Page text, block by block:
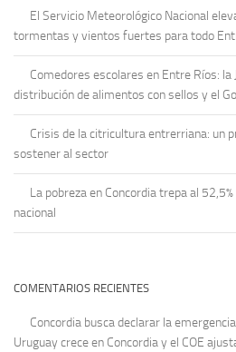
El Servicio Meteorológico Nacional
tormentas y vientos fuertes para todo
Comedores escolares en Entre Ríos:
distribución de alimentos con sellos y el
Crisis de la citricultura entrerriana: un
sostener al sector
La pobreza en Concordia trepa al
nacional
COMENTARIOS RECIENTES
Concordia busca declarar la
Uruguay crece en Concordia y el COE